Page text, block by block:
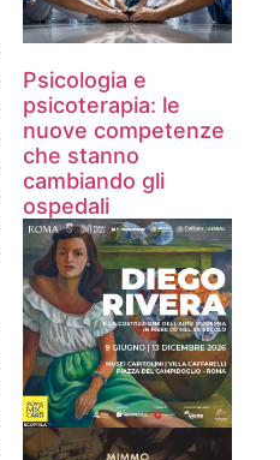
Psicologia e
psicoterapia: le
nuove competenze
che stanno
cambiando gli
ospedali